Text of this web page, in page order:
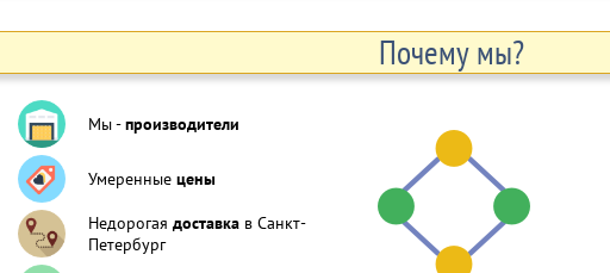
Почему мы?
Мы -производители
Умеренные цены
Недорогая доставка в Санкт-
Петербург